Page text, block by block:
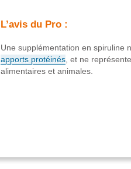
L’avis du Pro :
Une supplémentation en spiruline
apports protéinés, et ne
alimentaires et animales.